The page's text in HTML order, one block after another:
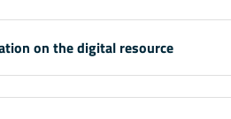
on the digital resource